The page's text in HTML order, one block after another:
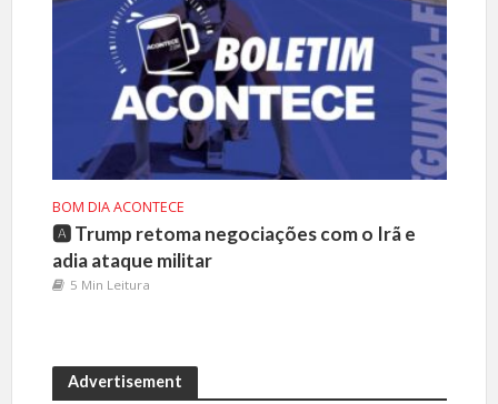
BOM DIA ACONTECE
🅰️ Trump retoma negociações com o Irã e
adia ataque militar
5 Min Leitura
Advertisement